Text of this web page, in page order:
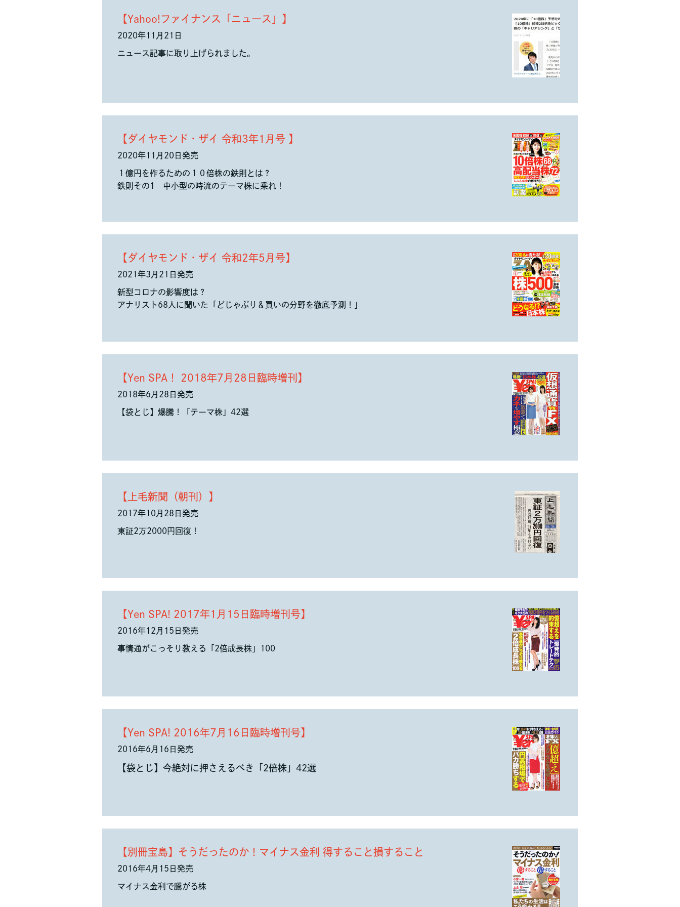
【Yahoo!ファイナンス「ニュース」】
2020年11月21日
ニュース記事に取り上げられました。
【ダイヤモンド・ザイ 令和3年1月号 】
2020年11月20日発売
１億円を作るための１０倍株の鉄則とは？
鉄則その1 中小型の時流のテーマ株に乗れ！
【ダイヤモンド・ザイ 令和2年5月号】
2021年3月21日発売
新型コロナの影響度は？
アナリスト68人に聞いた「どじゃぶり＆買いの分野を徹底予測！」
【Yen SPA！ 2018年7月28日臨時増刊】
2018年6月28日発売
【袋とじ】爆騰！「テーマ株」42選
【上毛新聞（朝刊）】
2017年10月28日発売
東証2万2000円回復！
【Yen SPA! 2017年1月15日臨時増刊号】
2016年12月15日発売
事情通がこっそり教える「2倍成長株」100
【Yen SPA! 2016年7月16日臨時増刊号】
2016年6月16日発売
【袋とじ】今絶対に押さえるべき「2倍株」42選
【別冊宝島】そうだったのか！マイナス金利 得すること損すること
2016年4月15日発売
マイナス金利で騰がる株